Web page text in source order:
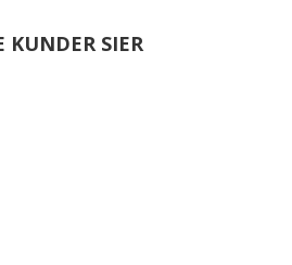
KUNDER SIER